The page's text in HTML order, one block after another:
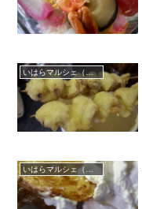
いはらマルシェ（庵原マルシェ）
いはらマルシェ（庵原マルシェ）